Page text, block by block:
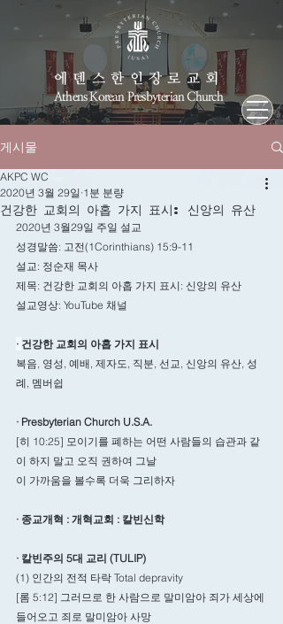
에덴스한인장로교회
Athens Korean Presbyterian Church
게시물
건강한 교회의 아홉 가지 표시: 신앙의 유산
AKPC WC
2020년 3월 29일 1분 분량
2020년 3월29일 주일 설교
성경말씀: 고전(1Corinthians) 15:9-11
설교: 정순재 목사
제목: 건강한 교회의 아홉 가지 표시: 신앙의 유산
설교영상: YouTube 채널
· 건강한 교회의 아홉 가지 표시
복음, 영성, 예배, 제자도, 직분, 선교, 신앙의 유산, 성
례, 멤버쉽
· Presbyterian Church U.S.A.
[히 10:25] 모이기를 폐하는 어떤 사람들의 습관과 같
이 하지 말고 오직 권하여 그날
이 가까움을 볼수록 더욱 그리하자
· 종교개혁 : 개혁교회 : 칼빈신학
· 칼빈주의 5대 교리 (TULIP)
(1) 인간의 전적 타락 Total depravity
[롬 5:12] 그러므로 한 사람으로 말미암아 죄가 세상에
들어오고 죄로 말미암아 사망